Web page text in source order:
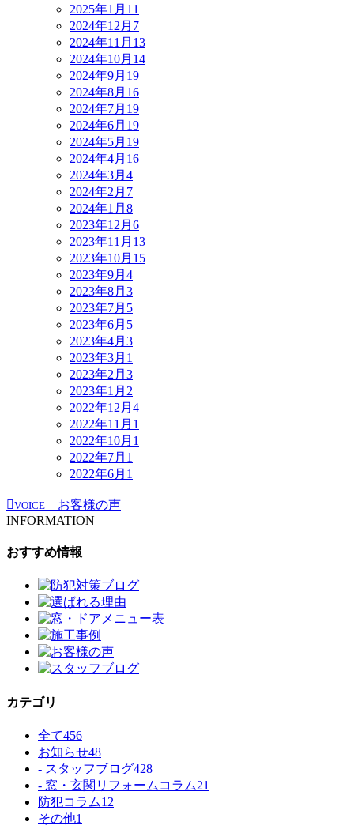
2025年1月 11
2024年12月 7
2024年11月 13
2024年10月 14
2024年9月 19
2024年8月 16
2024年7月 19
2024年6月 19
2024年5月 19
2024年4月 16
2024年3月 4
2024年2月 7
2024年1月 8
2023年12月 6
2023年11月 13
2023年10月 15
2023年9月 4
2023年8月 3
2023年7月 5
2023年6月 5
2023年4月 3
2023年3月 1
2023年2月 3
2023年1月 2
2022年12月 4
2022年11月 1
2022年10月 1
2022年7月 1
2022年6月 1
VOICE
お客様の声
INFORMATION
おすすめ情報
カテゴリ
全て456
お知らせ48
- スタッフブログ428
- 窓・玄関リフォームコラム21
防犯コラム12
その他1